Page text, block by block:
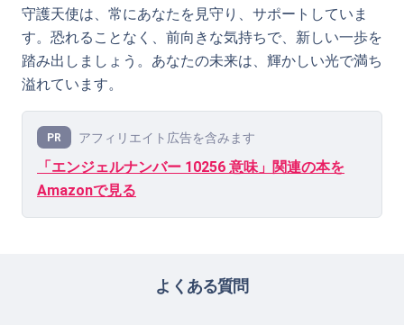
守護天使は、常にあなたを見守り、サポートしていま
す。恐れることなく、前向きな気持ちで、新しい一歩を
踏み出しましょう。あなたの未来は、輝かしい光で満ち
溢れています。
PR アフィリエイト広告を含みます
「エンジェルナンバー 10256 意味」関連の本を
Amazonで見る
よくある質問